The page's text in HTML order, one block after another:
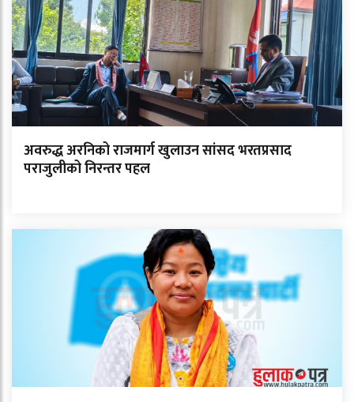
अवरुद्ध अरनिको राजमार्ग खुलाउन सांसद भरतप्रसाद
पराजुलीको निरन्तर पहल